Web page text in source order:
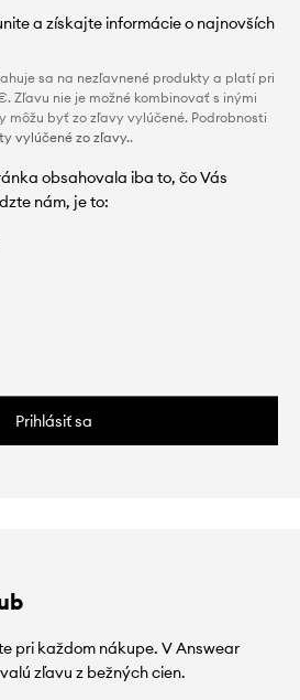
a získajte informácie o najnovších
sa na nezľavnené produkty a platí pri
Zľavu nie je možné kombinovať s inými
môžu byť zo zľavy vylúčené. Podrobnosti
vylúčené zo zľavy..
obsahovala iba to, čo Vás
nám, je to:
Prihlásiť sa
pri každom nákupe. V Answear
zľavu z bežných cien.